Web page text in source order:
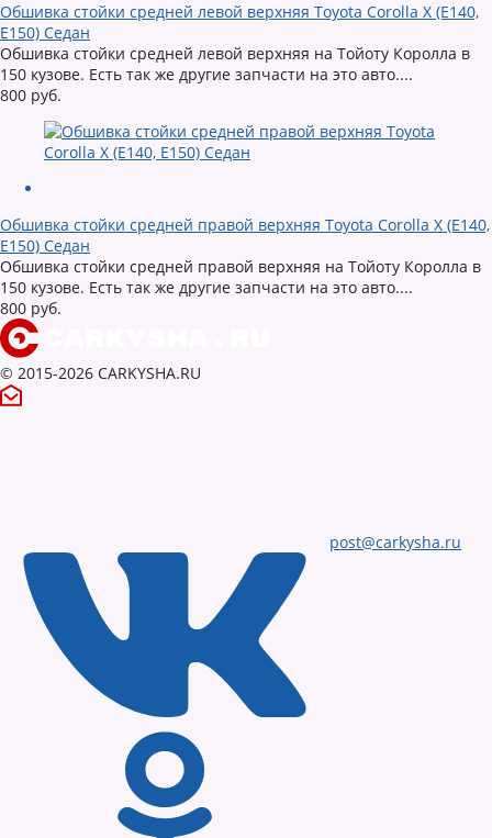
Обшивка стойки средней левой верхняя Toyota Corolla X (E140,
E150) Седан
Обшивка стойки средней левой верхняя на Тойоту Королла в
150 кузове. Есть так же другие запчасти на это авто....
800 руб.
Обшивка стойки средней правой верхняя Toyota Corolla X (E140,
E150) Седан
Обшивка стойки средней правой верхняя на Тойоту Королла в
150 кузове. Есть так же другие запчасти на это авто....
800 руб.
© 2015-2026 CARKYSHA.RU
post@carkysha.ru